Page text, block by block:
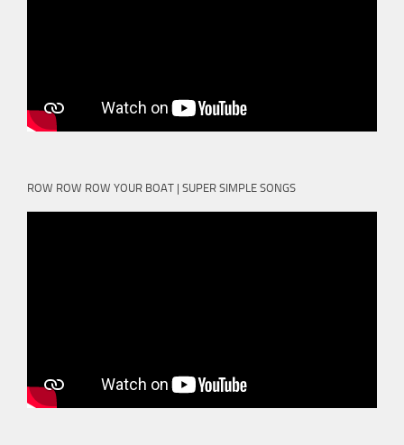
ROW ROW ROW YOUR BOAT | SUPER SIMPLE SONGS